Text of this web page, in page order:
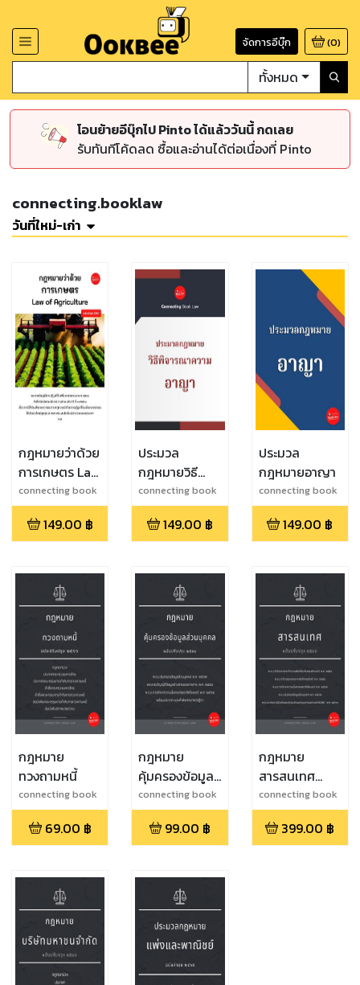
จัดการอีบุ๊ก (0)
ทั้งหมด
โอนย้ายอีบุ๊กไป Pinto ได้แล้ววันนี้ กดเลย
รับทันทีโค้ดลด ซื้อและอ่านได้ต่อเนื่องที่ Pinto
connecting.booklaw
วันที่ใหม่-เก่า
กฎหมายว่าด้วย
การเกษตร Law
of
Agriculture
connecting book
law
149.00 ฿
ประมวล
กฎหมายวิธี
พิจารณาความ
อาญา ฉบับ
ล่าสุด
connecting book
law
149.00 ฿
ประมวล
กฎหมายอาญา
connecting book
law
149.00 ฿
กฎหมาย
ทวงถามหนี้
connecting book
law
69.00 ฿
กฎหมาย
คุ้มครองข้อมูล
ส่วนบุคคล
connecting book
law
99.00 ฿
กฎหมาย
สารสนเทศ
(ปรับปรุงล่าสุด
๒๕๖๖)
connecting book
law
399.00 ฿